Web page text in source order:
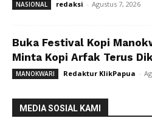
NASIONAL redaksi - Agustus 7, 2026
Buka Festival Kopi
Minta Kopi Arfak Terus
MANOKWARI Redaktur KlikPapua -
MEDIA SOSIAL KAMI